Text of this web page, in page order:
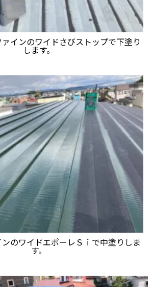
インのワイドさびストップで下塗り
します。
のワイドエポーレＳｉで中塗りしま
す。